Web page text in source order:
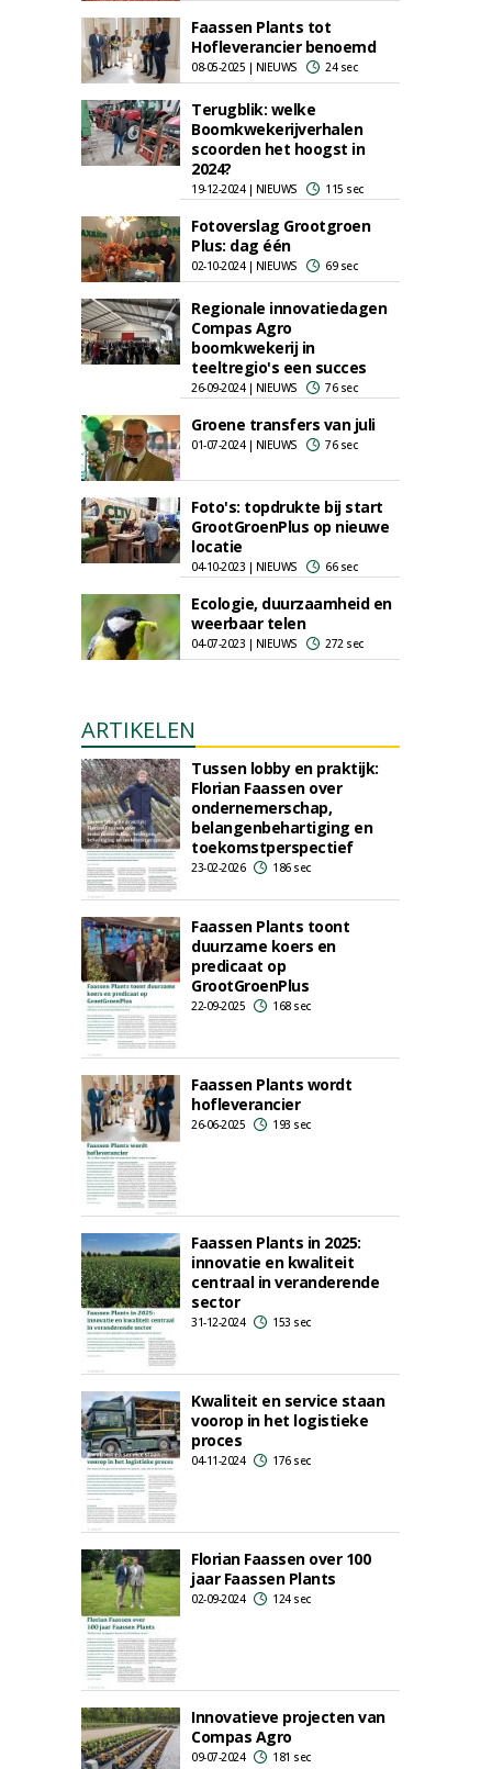
Faassen Plants tot
Hofleverancier benoemd
08-05-2025 | NIEUWS 24 sec
Terugblik: welke
Boomkwekerijverhalen
scoorden het hoogst in
2024?
19-12-2024 | NIEUWS 115 sec
Fotoverslag Grootgroen
Plus: dag één
02-10-2024 | NIEUWS 69 sec
Regionale innovatiedagen
Compas Agro
boomkwekerij in
teeltregio's een succes
26-09-2024 | NIEUWS 76 sec
Groene transfers van juli
01-07-2024 | NIEUWS 76 sec
Foto's: topdrukte bij start
GrootGroenPlus op nieuwe
locatie
04-10-2023 | NIEUWS 66 sec
Ecologie, duurzaamheid en
weerbaar telen
04-07-2023 | NIEUWS 272 sec
ARTIKELEN
Tussen lobby en praktijk:
Florian Faassen over
ondernemerschap,
belangenbehartiging en
toekomstperspectief
23-02-2026 186 sec
Faassen Plants toont
duurzame koers en
predicaat op
GrootGroenPlus
22-09-2025 168 sec
Faassen Plants wordt
hofleverancier
26-06-2025 193 sec
Faassen Plants in 2025:
innovatie en kwaliteit
centraal in veranderende
sector
31-12-2024 153 sec
Kwaliteit en service staan
voorop in het logistieke
proces
04-11-2024 176 sec
Florian Faassen over 100
jaar Faassen Plants
02-09-2024 124 sec
Innovatieve projecten van
Compas Agro
09-07-2024 181 sec